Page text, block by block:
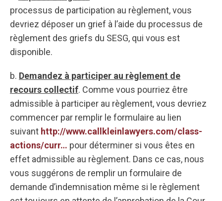
processus de participation au règlement, vous
devriez déposer un grief à l’aide du processus de
règlement des griefs du SESG, qui vous est
disponible.
b. Demandez à participer au règlement de
recours collectif. Comme vous pourriez être
admissible à participer au règlement, vous devriez
commencer par remplir le formulaire au lien
suivant http://www.callkleinlawyers.com/class-
actions/curr… pour déterminer si vous êtes en
effet admissible au règlement. Dans ce cas, nous
vous suggérons de remplir un formulaire de
demande d’indemnisation même si le règlement